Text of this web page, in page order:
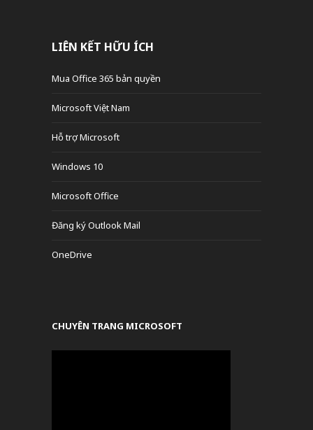
LIÊN KẾT HỮU ÍCH
Mua Office 365 bản quyền
Microsoft Việt Nam
Hỗ trợ Microsoft
Windows 10
Microsoft Office
Đăng ký Outlook Mail
OneDrive
CHUYÊN TRANG MICROSOFT